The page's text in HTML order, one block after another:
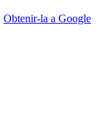
Obtenir-la a Google